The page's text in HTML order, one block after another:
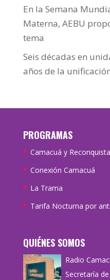
En la Semana
Materna, AEBU
tema
Seis décadas en
años de la
PROGRAMAS
Camacuá y Reconquista
Conexión Camacuá
La Trama
Tarifa Nocturna por
QUIÉNES SOMOS
Radio
Secretaría